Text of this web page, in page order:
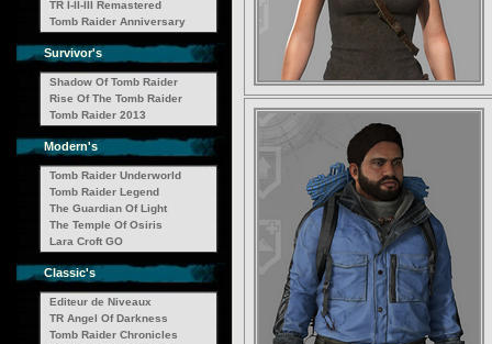
TR I-II-III Remastered
Tomb Raider Anniversary
Survivor's
Shadow Of Tomb Raider
Rise Of The Tomb Raider
Tomb Raider 2013
Modern's
Tomb Raider Underworld
Tomb Raider Legend
The Guardian Of Light
The Temple Of Osiris
Lara Croft GO
Classic's
Editeur de Niveaux
TR Angel Of Darkness
Tomb Raider Chronicles